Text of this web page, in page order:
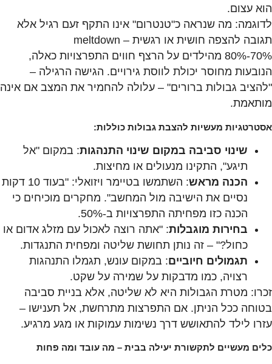
הוא עצום.
לדוגמה: מה שנראה כ"טנטרום" אינו התקף זעם רגיל אלא
תגובה להצפה חושית או רגשית – meltdown
70%-80% מהילדים על הרצף חווים התפרצויות כאלה,
הנובעות מחוסר יכולת לווסת גירויים. הגישה הרגילה –
"להציב גבולות ברורים" – עלולה להחמיר את המצב אם אינה
מותאמת.
אסטרטגיות מעשיות להצבת גבולות כוללות:
שינוי סביבה במקום שינוי התנהגות: במקום "אל
תיגע", התקינו מנעולים או מחיצות.
הכנה מראש
: השתמשו בטיימר ויזואלי: "בעוד 10 דקות
נסיים את הישיבה מול המחשב". מחקרים מוכיחים כי
הכנה כזו מפחיתה התפרצויות ב-50%.
בחירות מוגבלות: "אתה רוצה לאכול עם מזלג אדום או
כחול?" – זה נותן תחושת שליטה ומפחית התנגדות.
תגמולים חיוביים: במקום עונש, תגמלו התנהגות
רצויה, כמו מדבקות על שמירה על שקט.
זכרו: מטרת הגבולות היא לא שליטה, אלא בניית סביבה
בטוחה ככל הניתן. אם התפרצות מתרחשת, אל תענישו –
עזרו לילד להתאושש דרך נשימות עמוקות או מגע מרגיע.
כלים מעשיים לתקשורת יעילה בבית – מה עובד ומה פחות